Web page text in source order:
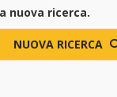
nuova ricerca.
NUOVA RICERCA